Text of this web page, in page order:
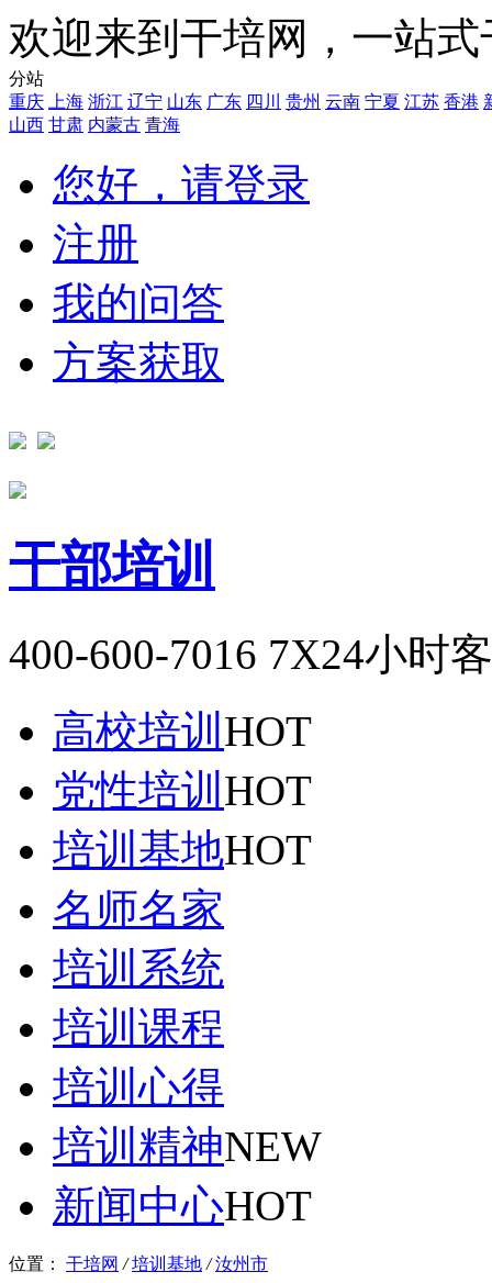
欢迎来到干培网，一站
分站
重庆
上海 浙江 辽宁 山东 广东 四川 贵州 云南 宁夏 江苏 香港
山西 甘肃 内蒙古 青海
您好，请登录
注册
我的问答
方案获取
干部培训
400-600-7016 7X24小时
高校培训 HOT
党性培训 HOT
培训基地HOT
名师名家
培训系统
培训课程
培训心得
培训精神NEW
新闻中心HOT
位置： 干培网 / 培训基地 / 汝州市